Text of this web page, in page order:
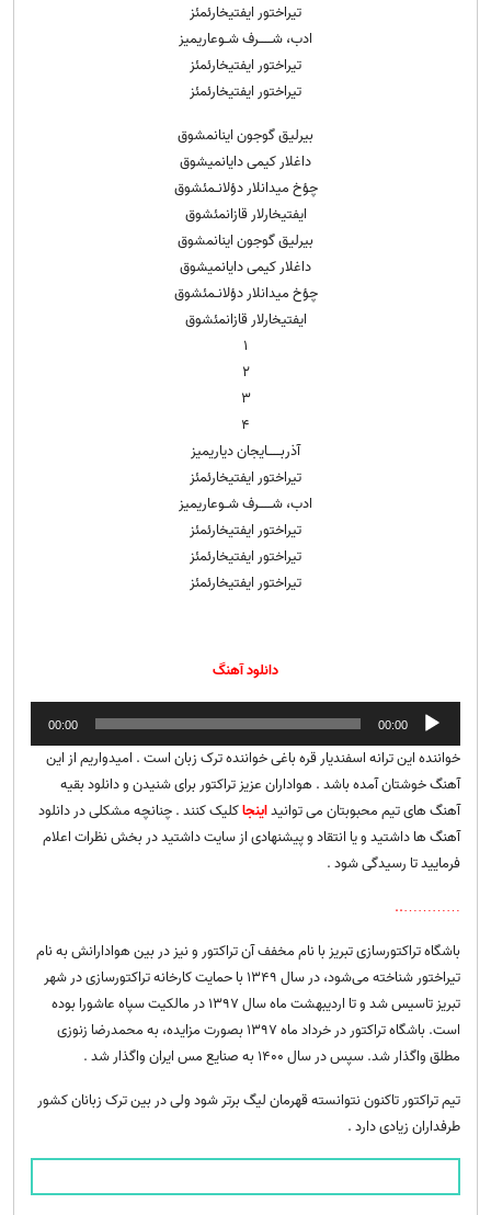
تیراختور ایفتیخارئمئز
ادب، شــــرف شـوعاریمیز
تیراختور ایفتیخارئمئز
تیراختور ایفتیخارئمئز
بیرلیق گوجون اینانمشوق
داغلار کیمی دایانمیشوق
چؤخ میدانلار دؤلانـمئشوق
ایفتیخارلار قازانمئشوق
بیرلیق گوجون اینانمشوق
داغلار کیمی دایانمیشوق
چؤخ میدانلار دؤلانـمئشوق
ایفتیخارلار قازانمئشوق
۱
۲
۳
۴
آذربــــایجان دیاریمیز
تیراختور ایفتیخارئمئز
ادب، شــــرف شـوعاریمیز
تیراختور ایفتیخارئمئز
تیراختور ایفتیخارئمئز
تیراختور ایفتیخارئمئز
دانلود آهنگ
پخش‌کننده
صوت
00:00
00:00
خواننده این ترانه اسفندیار قره باغی خواننده ترک زبان است . امیدواریم از این
آهنگ خوشتان آمده باشد . هواداران عزیز تراکتور برای شنیدن و دانلود بقیه
آهنگ های تیم محبوبتان می توانیداینجاکلیک کنند . چنانچه مشکلی در دانلود
آهنگ ها داشتید و یا انتقاد و پیشنهادی از سایت داشتید در بخش نظرات اعلام
فرمایید تا رسیدگی شود .
…………..
باشگاه تراکتورسازی تبریز با نام مخفف آن تراکتور و نیز در بین هوادارانش به نام
تیراختور شناخته می‌شود، در سال ۱۳۴۹ با حمایت کارخانه تراکتورسازی در شهر
تبریز تاسیس شد و تا اردیبهشت ماه سال ۱۳۹۷ در مالکیت سپاه عاشورا بوده
است. باشگاه تراکتور در خرداد ماه ۱۳۹۷ بصورت مزایده، به محمدرضا زنوزی
مطلق واگذار شد. سپس در سال ۱۴۰۰ به صنایع مس ایران واگذار شد .
تیم تراکتور تاکنون نتوانسته قهرمان لیگ برتر شود ولی در بین ترک زبانان کشور
طرفداران زیادی دارد .